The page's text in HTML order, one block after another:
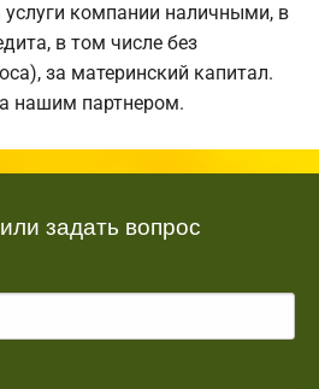
компании наличными, в
в том числе без
за материнский капитал.
нашим партнером.
задать вопрос